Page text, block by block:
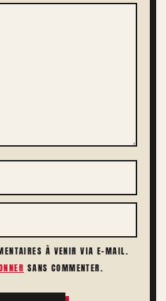
À VENIR VIA E-MAIL.
SANS COMMENTER.